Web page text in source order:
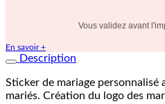
Vous validez avant
En savoir +
Description
Sticker de mariage personnalisé
mariés. Création du logo des